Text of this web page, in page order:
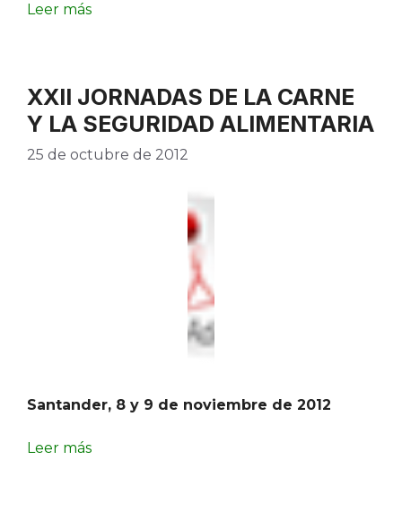
Leer más
XXII JORNADAS DE LA CARNE
Y LA SEGURIDAD ALIMENTARIA
25 de octubre de 2012
Santander, 8 y 9 de noviembre de 2012
Leer más